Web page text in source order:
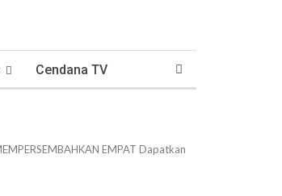
Cendana TV
EMPAT Dapatkan